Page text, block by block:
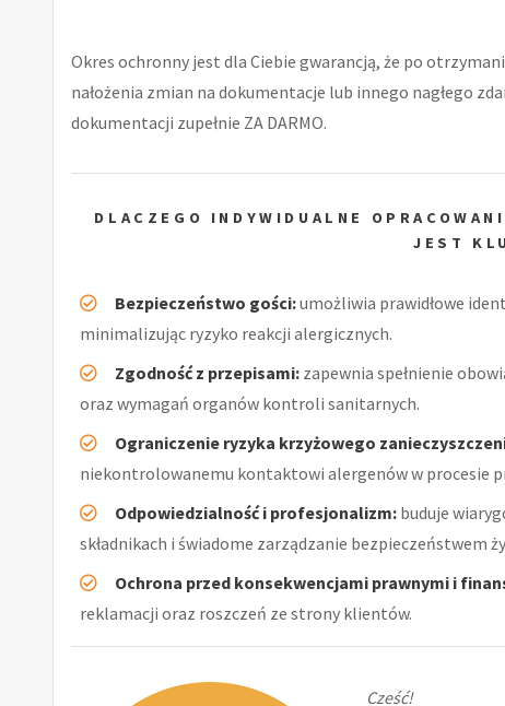
Okres ochronny jest dla Ciebie gwarancją, że po
nałożenia zmian na dokumentacje lub innego nagłego
dokumentacji zupełnie ZA DARMO.
DLACZEGO INDYWIDUALNE
JEST
Bezpieczeństwo gości:umożliwia prawidłowe
minimalizując ryzyko reakcji alergicznych.
Zgodność z przepisami: zapewnia spełnienie
oraz wymagań organów kontroli sanitarnych.
Ograniczenie ryzyka krzyżowego
niekontrolowanemu kontaktowi alergenów w procesie
Odpowiedzialność i profesjonalizm: buduje
składnikach i świadome zarządzanie bezpieczeństwem
Ochrona przed konsekwencjami prawnymi i
reklamacji oraz roszczeń ze strony klientów.
Cześć!